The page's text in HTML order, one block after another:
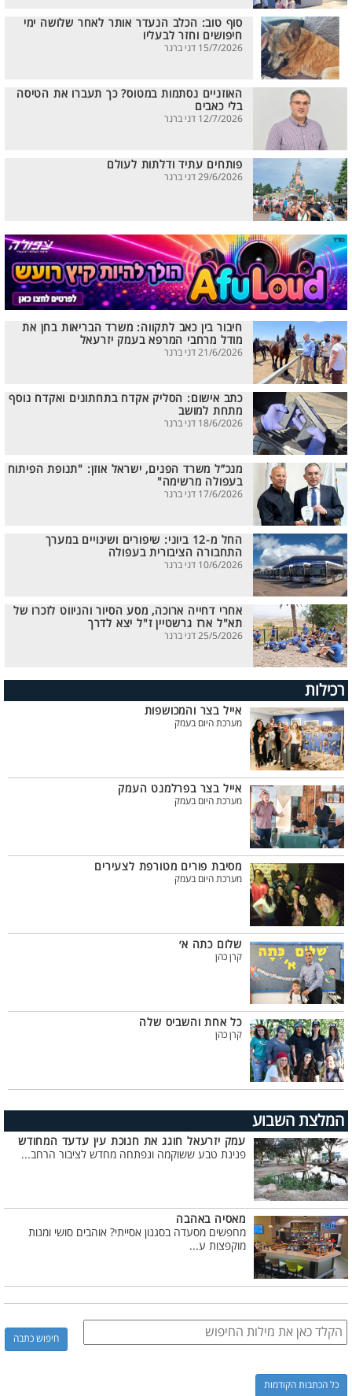
סוף טוב: הכלב הנעדר אותר לאחר שלושה ימי
חיפושים וחזר לבעליו
15/7/2026 דני ברנר
האוזניים נסתמות במטוס? כך תעברו את הטיסה
בלי כאבים
12/7/2026 דני ברנר
פותחים עתיד ודלתות לעולם
29/6/2026 דני ברנר
חיבור בין כאב לתקווה: משרד הבריאות בחן את
מודל מרחבי המרפא בעמק יזרעאל
21/6/2026 דני ברנר
כתב אישום: הסליק אקדח בתחתונים ואקדח נוסף
מתחת למושב
18/6/2026 דני ברנר
מנכ”ל משרד הפנים, ישראל אוזן: "תנופת הפיתוח
בעפולה מרשימה"
17/6/2026 דני ברנר
החל מ-12 ביוני: שיפורים ושינויים במערך
התחבורה הציבורית בעפולה
10/6/2026 דני ברנר
אחרי דחייה ארוכה, מסע הסיור והניווט לזכרו של
תא"ל ארז גרשטיין ז"ל יצא לדרך
25/5/2026 דני ברנר
רכילות
אייל בצר והמכושפות
מערכת היום בעמק
אייל בצר בפרלמנט העמק
מערכת היום בעמק
מסיבת פורים מטורפת לצעירים
מערכת היום בעמק
שלום כתה א׳
קרן כהן
כל אחת והשביס שלה
קרן כהן
המלצת השבוע
עמק יזרעאל חוגג את חנוכת עין עדעד המחודש
פנינת טבע ששוקמה ונפתחה מחדש לציבור הרחב...
מאסיה באהבה
מחפשים מסעדה בסגנון אסייתי? אוהבים סושי ומנות
מוקפצות ע...
כל הכתבות הקודמות